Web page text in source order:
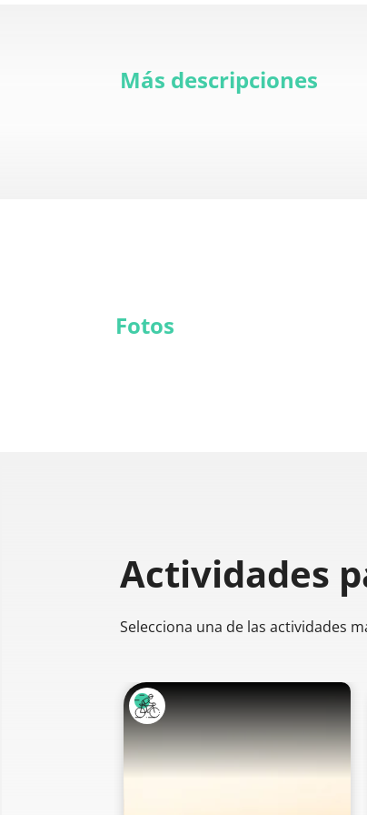
Más descripciones
Fotos
Actividades
Selecciona una de las actividades